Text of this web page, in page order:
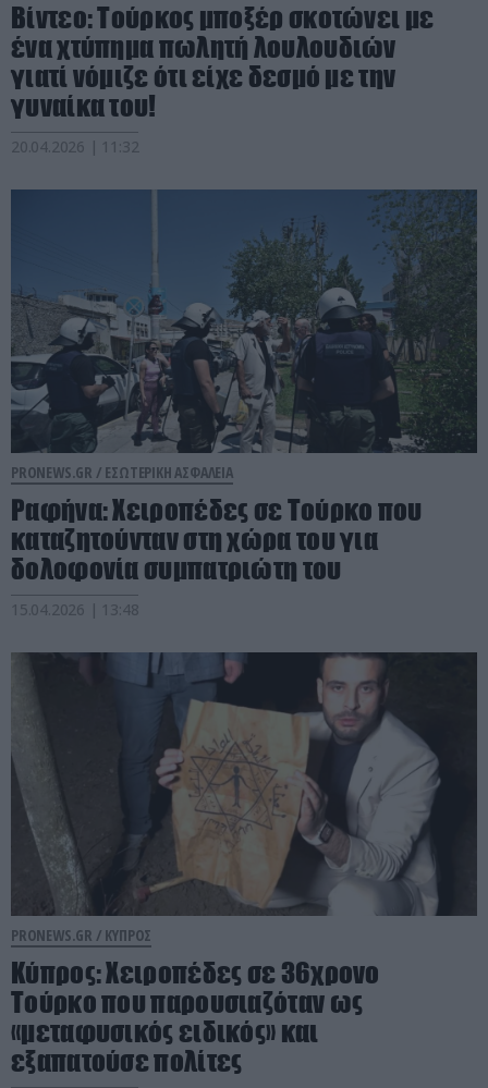
Βίντεο: Τούρκος μποξέρ σκοτώνει με
ένα χτύπημα πωλητή λουλουδιών
γιατί νόμιζε ότι είχε δεσμό με την
γυναίκα του!
20.04.2026 | 11:32
PRONEWS.GR / ΕΣΩΤΕΡΙΚΗ ΑΣΦΑΛΕΙΑ
Ραφήνα: Χειροπέδες σε Τούρκο που
καταζητούνταν στη χώρα του για
δολοφονία συμπατριώτη του
15.04.2026 | 13:48
PRONEWS.GR / ΚΥΠΡΟΣ
Κύπρος: Χειροπέδες σε 36χρονο
Τούρκο που παρουσιαζόταν ως
«μεταφυσικός ειδικός» και
εξαπατούσε πολίτες